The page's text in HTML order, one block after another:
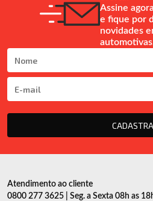
Assine
e fique por
novidades
Atendimento ao cliente
0800 277 3625 | Seg. a Sexta 08h as